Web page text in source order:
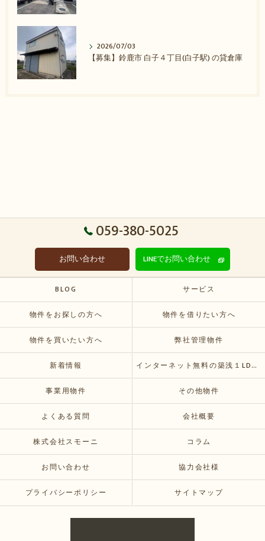
2026/07/03
【募集】鈴鹿市 白子４丁目(白子駅) の貸倉庫
059-380-5025
お問い合わせ LINEでお問い合わせ
BLOG サービス
物件をお探しの方へ 物件を借りたい方へ
物件を買いたい方へ 弊社管理物件
新着情報 インターネット無料の築浅１LDKおすすめ賃貸物件が空いてきます
事業用物件 その他物件
よくある質問 会社概要
株式会社スモーニ コラム
お問い合わせ 協力会社様
プライバシーポリシー サイトマップ